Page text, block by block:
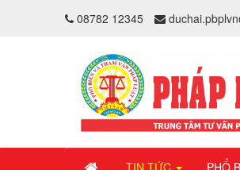
08782 12345
TIN TỨC PHỔ